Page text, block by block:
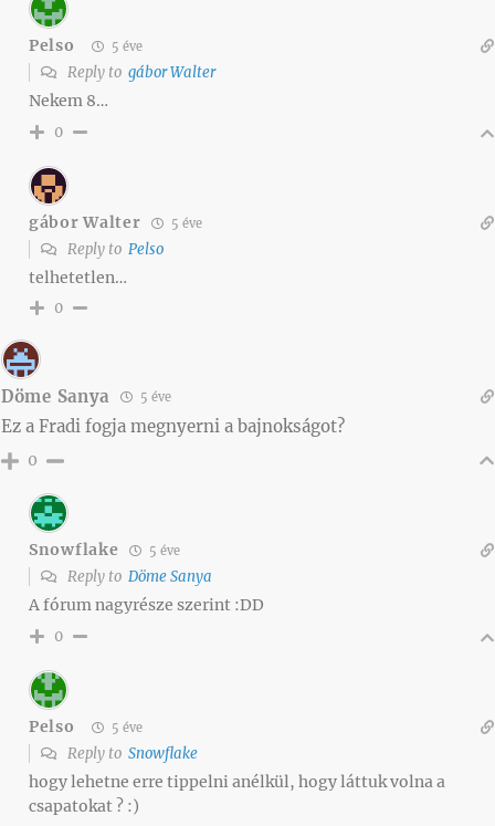
Pelso 5 éve
Reply to gábor Walter
Nekem 8…
0
gábor Walter 5 éve
Reply to Pelso
telhetetlen…
0
Döme Sanya 5 éve
Ez a Fradi fogja megnyerni a bajnokságot?
0
Snowflake 5 éve
Reply to Döme Sanya
A fórum nagyrésze szerint :DD
0
Pelso 5 éve
Reply to Snowflake
hogy lehetne erre tippelni anélkül, hogy láttuk volna a
csapatokat ? :)